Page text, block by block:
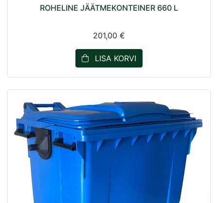
ROHELINE JÄÄTMEKONTEINER 660 L
201,00 €
LISA KORVI